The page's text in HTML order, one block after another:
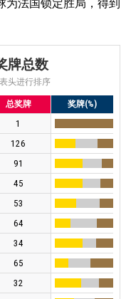
为法国锁定胜局，得到